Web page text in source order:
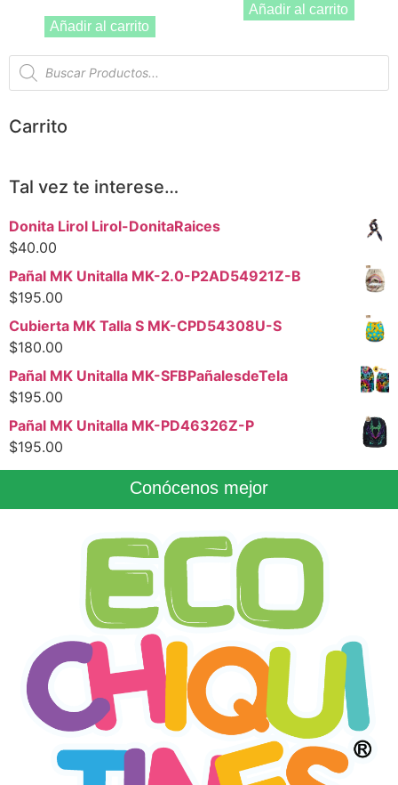
Añadir al carrito
Añadir al carrito
Carrito
Tal vez te interese…
Donita Lirol Lirol-DonitaRaices
$40.00
Pañal MK Unitalla MK-2.0-P2AD54921Z-B
$195.00
Cubierta MK Talla S MK-CPD54308U-S
$180.00
Pañal MK Unitalla MK-SFBPañalesdeTela
$195.00
Pañal MK Unitalla MK-PD46326Z-P
$195.00
Conócenos mejor